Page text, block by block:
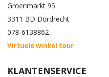
Groenmarkt 95
3311 BD Dordrecht
078-6138862
Virtuele winkel tour
KLANTENSERVICE